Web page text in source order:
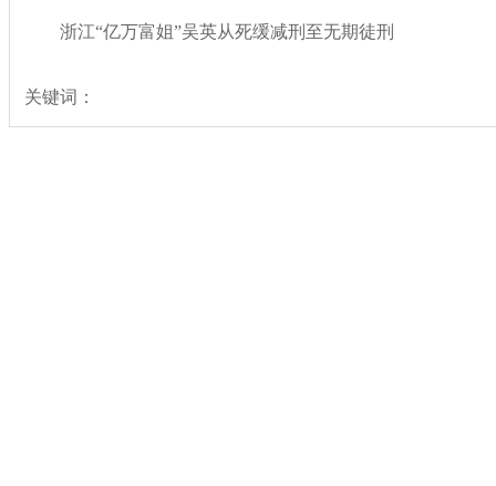
浙江“亿万富姐”吴英从死缓减刑至无期徒刑
关键词：